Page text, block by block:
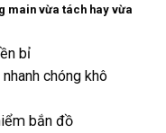
main vừa tách hay vừa
bỉ
chóng khô
bắn đồ